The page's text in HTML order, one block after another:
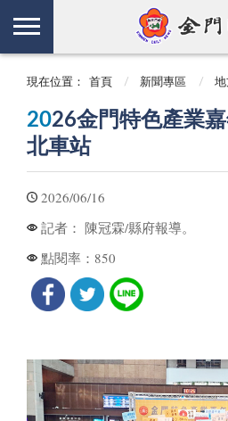
現在位置： 首頁 新聞專區 地
2026金門特色產業
北車站
2026/06/16
記者： 陳冠霖/縣府報導。
點閱率： 850